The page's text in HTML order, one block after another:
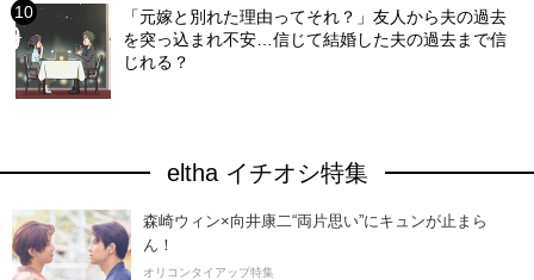
「元嫁と別れた理由ってそれ？」友人から夫の過去
を突っ込まれ不安…信じて結婚した夫の過去まで信
じれる？
eltha イチオシ特集
森崎ウィン×向井康二“両片思い”にキュンが止まら
ん！
オリコンタイアップ特集